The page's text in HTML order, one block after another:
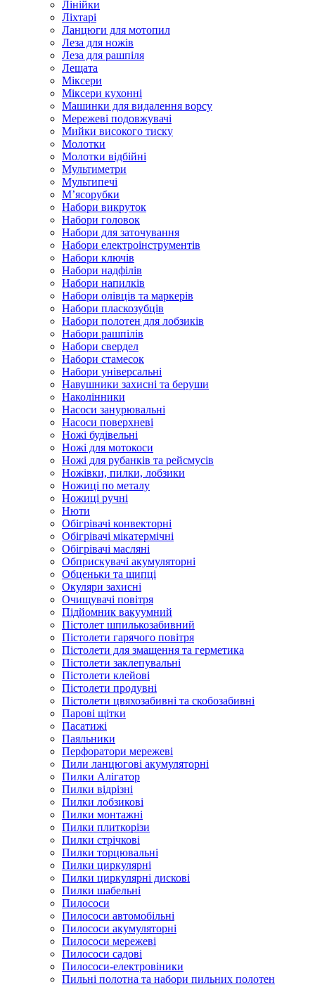
Лінійки
Ліхтарі
Ланцюги для мотопил
Леза для ножів
Леза для рашпіля
Лещата
Міксери
Міксери кухонні
Машинки для видалення ворсу
Мережеві подовжувачі
Мийки високого тиску
Молотки
Молотки відбійні
Мультиметри
Мультипечі
М’ясорубки
Набори викруток
Набори головок
Набори для заточування
Набори електроінструментів
Набори ключів
Набори надфілів
Набори напилків
Набори олівців та маркерів
Набори пласкозубців
Набори полотен для лобзиків
Набори рашпілів
Набори свердел
Набори стамесок
Набори універсальні
Навушники захисні та беруши
Наколінники
Насоси занурювальні
Насоси поверхневі
Ножі будівельні
Ножі для мотокоси
Ножі для рубанків та рейсмусів
Ножівки, пилки, лобзики
Ножиці по металу
Ножиці ручні
Нюти
Обігрівачі конвекторні
Обігрівачі мікатермічні
Обігрівачі масляні
Обприскувачі акумуляторні
Обценьки та щипці
Окуляри захисні
Очищувачі повітря
Підйомник вакуумний
Пістолет шпилькозабивний
Пістолети гарячого повітря
Пістолети для змащення та герметика
Пістолети заклепувальні
Пістолети клейові
Пістолети продувні
Пістолети цвяхозабивні та скобозабивні
Парові щітки
Пасатижі
Паяльники
Перфоратори мережеві
Пили ланцюгові акумуляторні
Пилки Алігатор
Пилки відрізні
Пилки лобзикові
Пилки монтажні
Пилки плиткорізи
Пилки стрічкові
Пилки торцювальні
Пилки циркулярні
Пилки циркулярні дискові
Пилки шабельні
Пилососи
Пилососи автомобільні
Пилососи акумуляторні
Пилососи мережеві
Пилососи садові
Пилососи-електровіники
Пильні полотна та набори пильних полотен